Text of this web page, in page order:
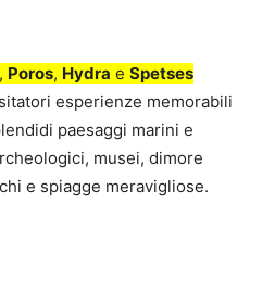
, Poros, Hydra e Spetses
esperienze memorabili
paesaggi marini e
musei, dimore
e spiagge meravigliose.